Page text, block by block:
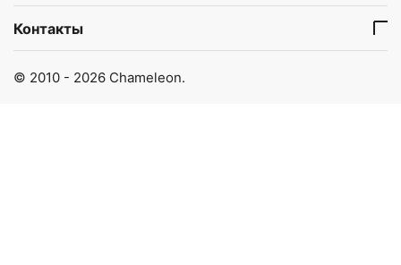
Контакты
© 2010 - 2026 Chameleon.